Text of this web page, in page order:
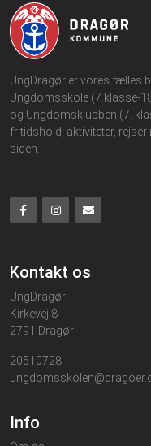
UngDragør er vores fælles
Ungdomsskole (7.klasse-
og Ungdomsklubben (7.
fritidshold, aktiviteter,
siden.
Kontakt os
UngDragør
Kirkevej 8
2791 Dragør
20510728
Info